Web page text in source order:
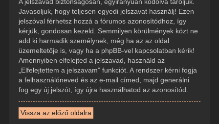
Javasoljuk, hogy teljesen egyedi jelszavat használj! Ezen
jelszóval férhetsz hozzá a fórumos azonosítódhoz, így
kérjük, gondosan kezeld. Semmilyen körülmények közt ne
add ki harmadik személynek, még ha az az oldal
üzemeltetője is, vagy ha a phpBB-vel kapcsolatban kérik!
Amennyiben elfelejted a jelszavad, használd az
„Elfelejtettem a jelszavam” funkciót. A rendszer kérni fogja
a felhasználóneved és az e-mail címed, majd generálni
fog egy új jelszót, így újra használhatod az azonosítód.
Vissza az előző oldalra